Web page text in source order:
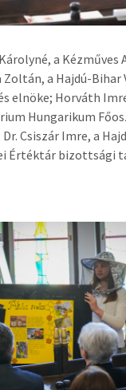
a Kézműves
a Hajdú-Bihar
elnöke; Horváth
Hungarikum
Csiszár Imre, a
Értéktár bizottsági